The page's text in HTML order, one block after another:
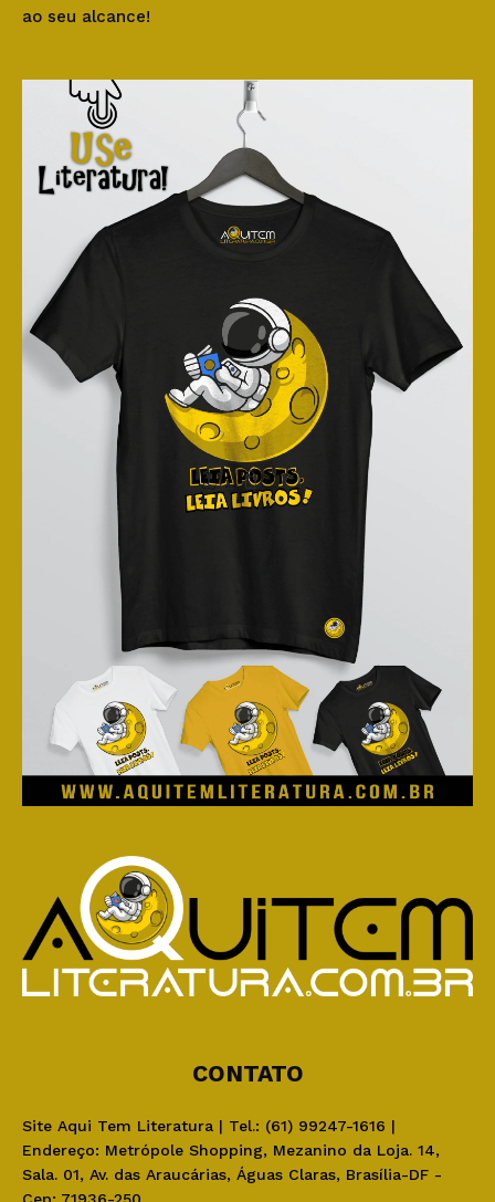
ao seu alcance!
CONTATO
Site Aqui Tem Literatura | Tel.: (61) 99247-1616 |
Endereço: Metrópole Shopping, Mezanino da Loja. 14,
Sala. 01, Av. das Araucárias, Águas Claras, Brasília-DF -
Cep: 71936-250